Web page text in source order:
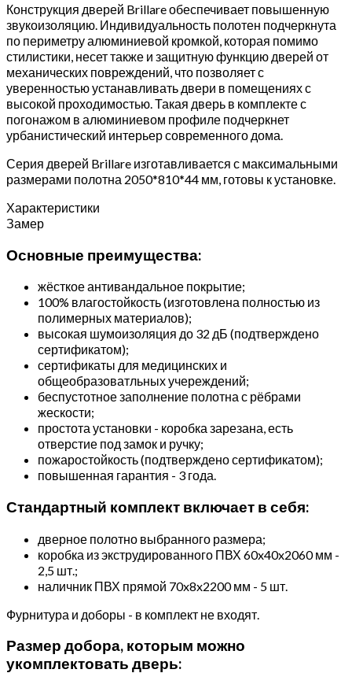
Конструкция дверей Brillare обеспечивает повышенную
звукоизоляцию. Индивидуальность полотен подчеркнута
по периметру алюминиевой кромкой, которая помимо
стилистики, несет также и защитную функцию дверей от
механических повреждений, что позволяет с
уверенностью устанавливать двери в помещениях с
высокой проходимостью. Такая дверь в комплекте с
погонажом в алюминиевом профиле подчеркнет
урбанистический интерьер современного дома.
Серия дверей Brillare изготавливается с максимальными
размерами полотна 2050*810*44 мм, готовы к установке.
Характеристики
Замер
Основные преимущества:
жёсткое антивандальное покрытие;
100% влагостойкость (изготовлена полностью из
полимерных материалов);
высокая шумоизоляция до 32 дБ (подтверждено
сертификатом);
сертификаты для медицинских и
общеобразоватльных учереждений;
беспустотное заполнение полотна с рёбрами
жескости;
простота установки - коробка зарезана, есть
отверстие под замок и ручку;
пожаростойкость (подтверждено сертификатом);
повышенная гарантия - 3 года.
Стандартный комплект включает в себя:
дверное полотно выбранного размера;
коробка из экструдированного ПВХ 60x40x2060 мм -
2,5 шт.;
наличник ПВХ прямой 70x8x2200 мм - 5 шт.
Фурнитура и доборы - в комплект не входят.
Размер добора, которым можно
укомплектовать дверь: